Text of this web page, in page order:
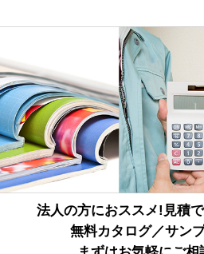
法人の方におススメ!見積
無料カタログ／サン